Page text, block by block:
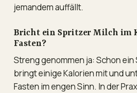
jemandem auffällt.
Bricht ein Spritzer Milch im
Fasten?
Streng genommen ja: Schon ein
bringt einige Kalorien mit und
Fasten im engen Sinn. In der